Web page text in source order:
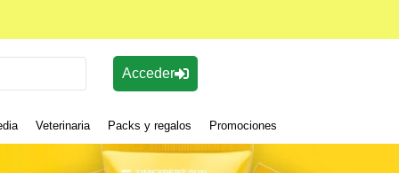
Acceder
Veterinaria Packs y regalos Promociones